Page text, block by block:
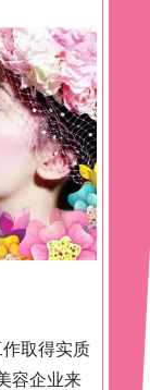
取得实质
容企业来